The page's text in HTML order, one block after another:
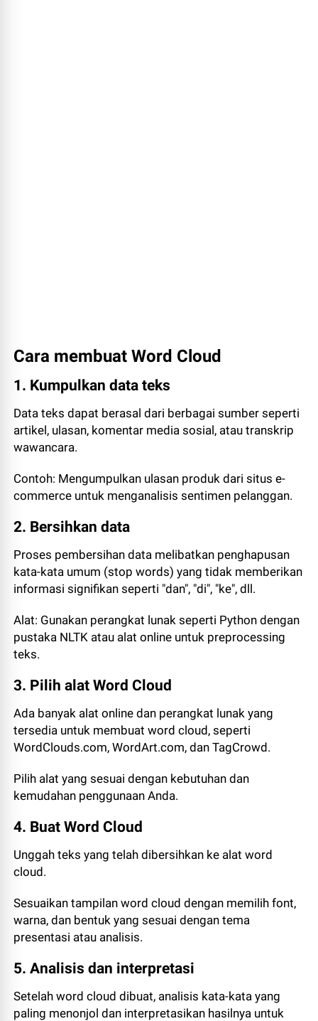
Cara membuat Word Cloud
1. Kumpulkan data teks
Data teks dapat berasal dari berbagai sumber seperti
artikel, ulasan, komentar media sosial, atau transkrip
wawancara.
Contoh: Mengumpulkan ulasan produk dari situs e-
commerce untuk menganalisis sentimen pelanggan.
2. Bersihkan data
Proses pembersihan data melibatkan penghapusan
kata-kata umum (stop words) yang tidak memberikan
informasi signifikan seperti "dan", "di", "ke", dll.
Alat: Gunakan perangkat lunak seperti Python dengan
pustaka NLTK atau alat online untuk preprocessing
teks.
3. Pilih alat Word Cloud
Ada banyak alat online dan perangkat lunak yang
tersedia untuk membuat word cloud, seperti
WordClouds.com, WordArt.com, dan TagCrowd.
Pilih alat yang sesuai dengan kebutuhan dan
kemudahan penggunaan Anda.
4. Buat Word Cloud
Unggah teks yang telah dibersihkan ke alat word
cloud.
Sesuaikan tampilan word cloud dengan memilih font,
warna, dan bentuk yang sesuai dengan tema
presentasi atau analisis.
5. Analisis dan interpretasi
Setelah word cloud dibuat, analisis kata-kata yang
paling menonjol dan interpretasikan hasilnya untuk